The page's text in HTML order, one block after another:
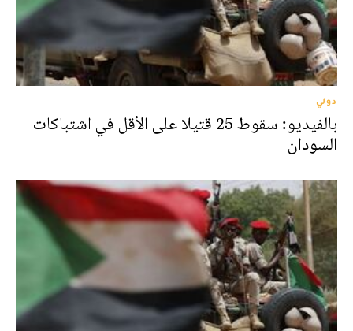
دولي
بالفيديو: سقوط 25 قتيلا على الأقل في اشتباكات
السودان